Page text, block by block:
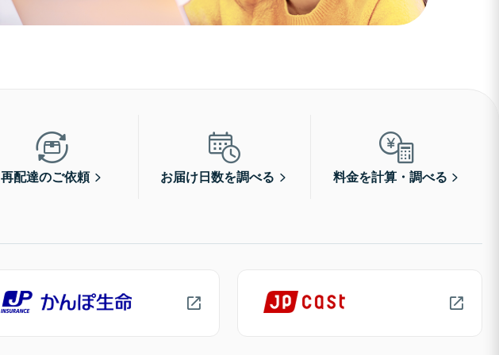
再配達のご依頼 お届け日数を調べる 料金を計算・調べる